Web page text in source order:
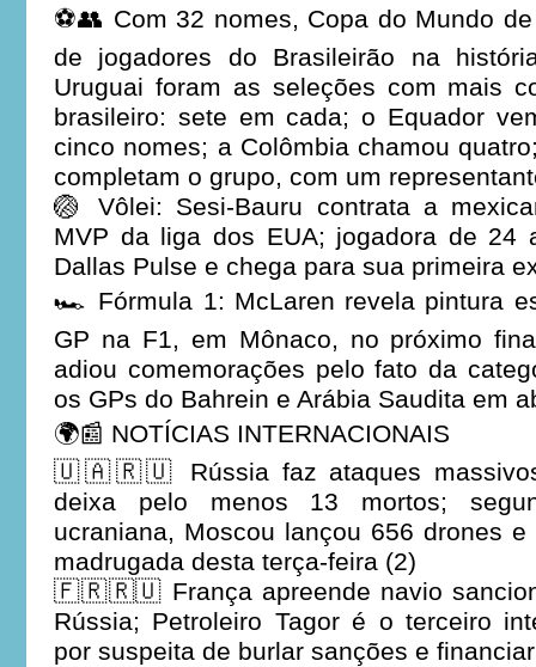
⚽👥 Com 32 nomes, Copa do Mundo
de jogadores do Brasileirão na
Uruguai foram as seleções com mais
brasileiro: sete em cada; o Equador
cinco nomes; a Colômbia chamou
completam o grupo, com um
🏐 Vôlei: Sesi-Bauru contrata a
MVP da liga dos EUA; jogadora de 24
Dallas Pulse e chega para sua primeira
🏎️ Fórmula 1: McLaren revela pintura
GP na F1, em Mônaco, no próximo
adiou comemorações pelo fato da
os GPs do Bahrein e Arábia Saudita em
🌍📰 NOTÍCIAS INTERNACIONAIS
🇺🇦🇷🇺 Rússia faz ataques
deixa pelo menos 13 mortos;
ucraniana, Moscou lançou 656 drones
madrugada desta terça-feira (2)
🇫🇷🇷🇺 França apreende navio
Rússia; Petroleiro Tagor é o terceiro
por suspeita de burlar sanções e